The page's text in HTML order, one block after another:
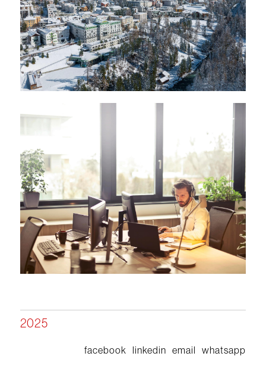
2025
facebook linkedin email whatsapp